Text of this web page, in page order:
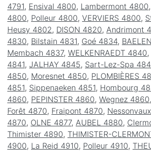
4791, Ensival 4800, Lambermont 4800,
4800, Polleur 4800, VERVIERS 4800,
Heusy 4802 , DISON 4820, Andrimont
4830, Bilstain 4831, Goé 4834,
Membach 4837, WELKENRAEDT 4840,
4841, JALHAY 4845, Sart-Lez-Spa
4850, Moresnet 4850, PLOMBIÈRES
4851, Sippenaeken 4851, Hombourg
4860, PEPINSTER 4860, Wegnez 4860,
Forêt 4870, Fraipont 4870,
4870, OLNE 4877, AUBEL 4880,
Thimister 4890, THIMISTER-
4900, La Reid 4910, Polleur 4910,